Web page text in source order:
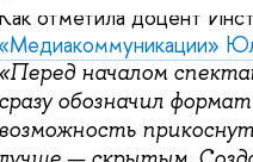
Как отметила доцент
«Перед началом
сразу обозначил
возможность